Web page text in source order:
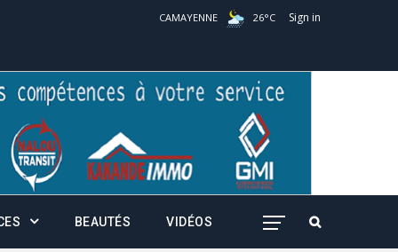
CAMAYENNE 26°C Sign in
BEAUTÉS VIDÉOS